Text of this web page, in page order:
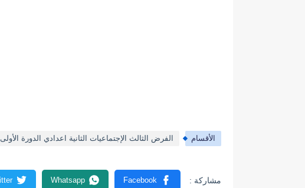
الأقسام الفرض الثالث الإجتماعيات الثانية اعدادي الدورة الأولى